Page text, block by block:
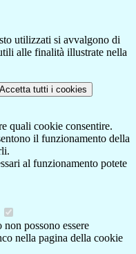
utilizzati si avvalgono di
alle finalità illustrate nella
Accetta tutti i cookies
quali cookie consentire.
il funzionamento della
al funzionamento potete
possono essere
nella pagina della cookie